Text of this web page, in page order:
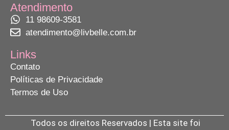
Atendimento
11 98609-3581
atendimento@livbelle.com.br
Links
Contato
Políticas de Privacidade
Termos de Uso
Todos os direitos Reservados | Esta site foi